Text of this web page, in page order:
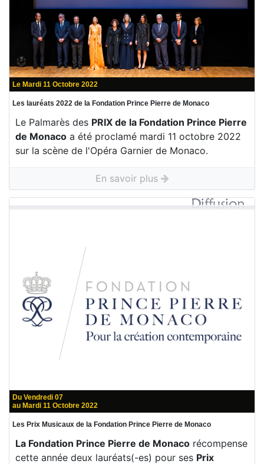
Le Mardi 11 Octobre 2022
Les lauréats 2022 de la Fondation Prince Pierre de Monaco
Le Palmarès des PRIX de la Fondation Prince Pierre
de Monaco a été proclamé mardi 11 octobre 2022
sur la scène de l'Opéra Garnier de Monaco.
En savoir plus
Du Vendredi 07
au Mardi 11 Octobre 2022
Les Prix Musicaux de la Fondation Prince Pierre de Monaco
La Fondation Prince Pierre de Monaco récompense
cette année deux lauréats(-es) pour ses Prix